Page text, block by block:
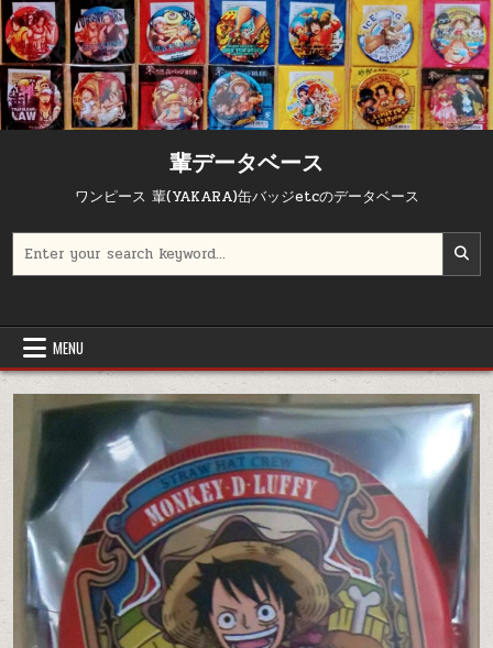
輩データベース
ワンピース 輩(YAKARA)缶バッジetcのデータベース
MENU